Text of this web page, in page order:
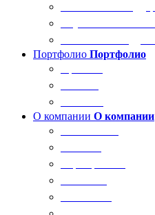
Портфолио Портфолио
О компании О компании